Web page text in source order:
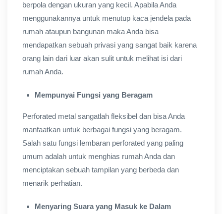
berpola dengan ukuran yang kecil. Apabila Anda
menggunakannya untuk menutup kaca jendela pada
rumah ataupun bangunan maka Anda bisa
mendapatkan sebuah privasi yang sangat baik karena
orang lain dari luar akan sulit untuk melihat isi dari
rumah Anda.
Mempunyai Fungsi yang Beragam
Perforated metal sangatlah fleksibel dan bisa Anda
manfaatkan untuk berbagai fungsi yang beragam.
Salah satu fungsi lembaran perforated yang paling
umum adalah untuk menghias rumah Anda dan
menciptakan sebuah tampilan yang berbeda dan
menarik perhatian.
Menyaring Suara yang Masuk ke Dalam